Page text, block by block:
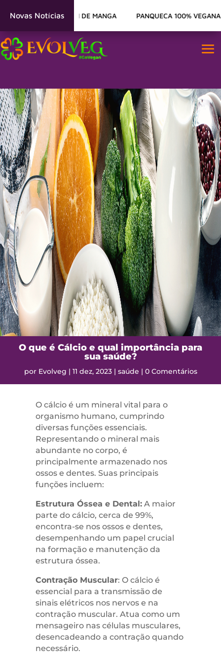
Novas Notícias
MANHÃ – PUDIM DE MANGA PANQUECA 100% VEGANA
O que é Cálcio e qual importância para
sua saúde?
por Evolveg | 11 dez, 2023| saúde | 0 Comentários
O cálcio é um mineral vital para o
organismo humano, cumprindo
diversas funções essenciais.
Representando o mineral mais
abundante no corpo, é
principalmente armazenado nos
ossos e dentes. Suas principais
funções incluem:
Estrutura Óssea e Dental:A maior
parte do cálcio, cerca de 99%,
encontra-se nos ossos e dentes,
desempenhando um papel crucial
na formação e manutenção da
estrutura óssea.
Contração Muscular: O cálcio é
essencial para a transmissão de
sinais elétricos nos nervos e na
contração muscular. Atua como um
mensageiro nas células musculares,
desencadeando a contração quando
necessário.